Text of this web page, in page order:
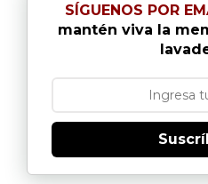
SÍGUENOS POR
mantén viva la